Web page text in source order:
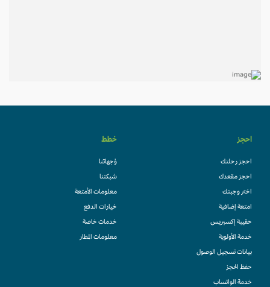
احجز
احجز رحلتك
احجز مقعدك
اختر وجبتك
امتعة إضافية
حقيبة إكسبريس
خدمة الأولوية
بيانات تسجيل الوصول
حفظ الحجز
خدمة الواتساب
خطط
وُجهاتنا
شبكتنا
معلومات الأمتعة
خيارات الدفع
خدمات خاصة
معلومات المطار